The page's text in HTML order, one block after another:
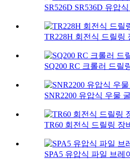
SR526D SR536D 유압
TR228H 회전식 드릴링
SQ200 RC 크롤러 드릴
SNR2200 유압식 우물
TR60 회전식 드릴링 장비
SPA5 유압식 파일 브레